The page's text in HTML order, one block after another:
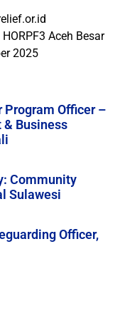
Aceh Besar
2025
Program Officer –
& Business
Community
Sulawesi
Officer,